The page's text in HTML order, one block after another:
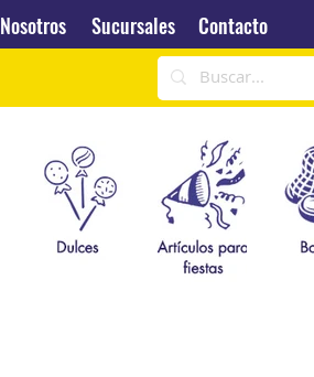
Sucursales Contacto
Nosotros Sucursales Contacto